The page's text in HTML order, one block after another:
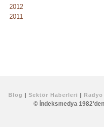
2012
2011
Blog | Sektör Haberleri |
© İndeksmedya